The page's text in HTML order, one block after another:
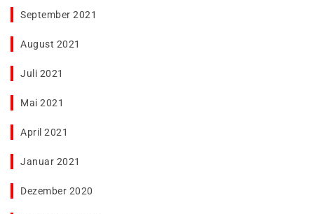
September 2021
August 2021
Juli 2021
Mai 2021
April 2021
Januar 2021
Dezember 2020